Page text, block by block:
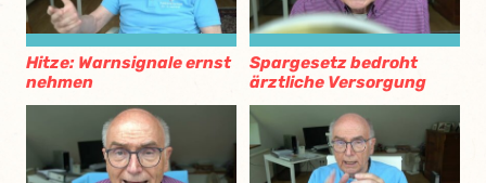
Hitze: Warnsignale ernst
nehmen
Spargesetz bedroht
ärztliche Versorgung